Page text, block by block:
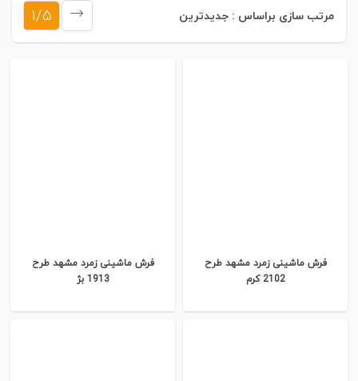
مرتب سازی براساس : جدیدترین 1/5
بعدی
فرش ماشینی زمرد مشهد طرح
2102 کرم
فرش ماشینی زمرد مشهد طرح
1913 بژ